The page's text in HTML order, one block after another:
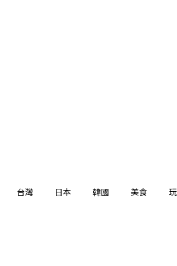
台灣 日本 韓國 美食